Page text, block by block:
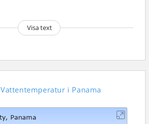
Visa text
Vattentemperatur i Panama